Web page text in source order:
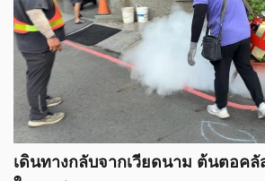
เดินทางกลับจากเวียดนาม ต้นตอคลั